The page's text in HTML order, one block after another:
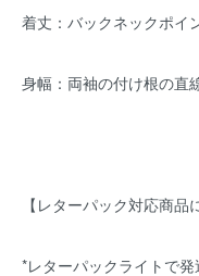
着丈：バックネックポイ
身幅：両袖の付け根の直
【レターパック対応商品
*レターパックライトで